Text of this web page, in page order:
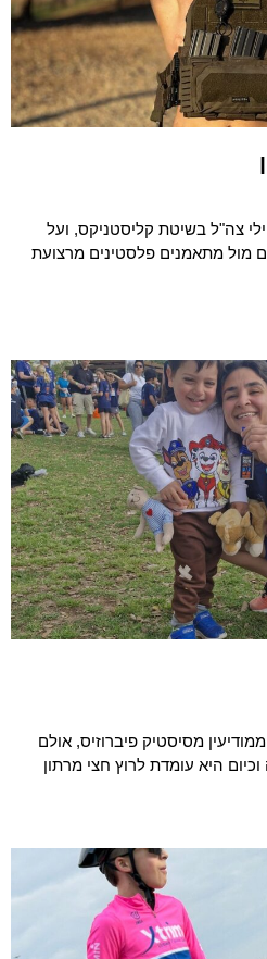
צה"ל בשיטת קליסטניקס, ועל
מול מתאמנים פלסטינים מרצועת
מסיסטיק פיברוזיס, אולם
היא עומדת לרוץ חצי מרתון